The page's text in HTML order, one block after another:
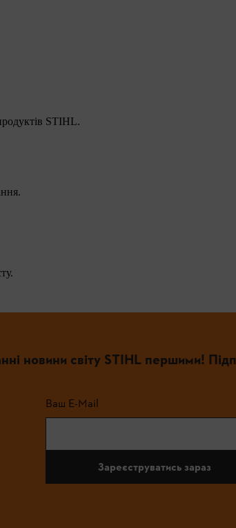
STIHL.
новини світу STIHL першими!
Ваш E-Mail
Зареєструватись зараз